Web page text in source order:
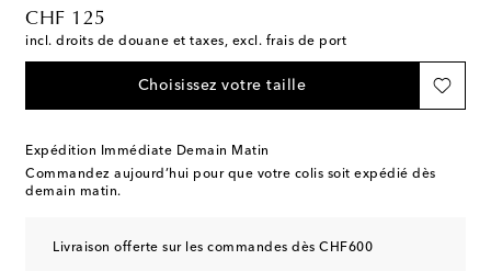
CHF 125
original price
incl. droits de douane et taxes, excl. frais de port
Choisissez votre taille
Expédition Immédiate Demain Matin
Commandez aujourd’hui pour que votre colis soit expédié dès
demain matin.
Livraison offerte sur les commandes dès CHF600